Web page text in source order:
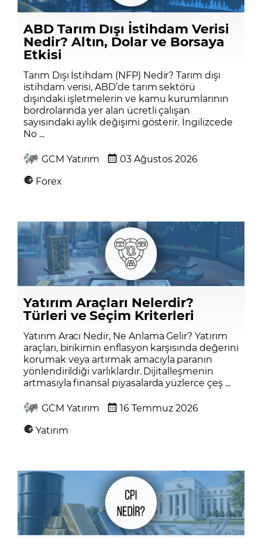
ABD Tarım Dışı İstihdam Verisi
Nedir? Altın, Dolar ve Borsaya
Etkisi
Tarım Dışı İstihdam (NFP) Nedir? Tarım dışı
istihdam verisi, ABD’de tarım sektörü
dışındaki işletmelerin ve kamu kurumlarının
bordrolarında yer alan ücretli çalışan
sayısındaki aylık değişimi gösterir. İngilizcede
No ...
GCM Yatırım
03 Ağustos 2026
Forex
Yatırım Araçları Nelerdir?
Türleri ve Seçim Kriterleri
Yatırım Aracı Nedir, Ne Anlama Gelir? Yatırım
araçları, birikimin enflasyon karşısında değerini
korumak veya artırmak amacıyla paranın
yönlendirildiği varlıklardır. Dijitalleşmenin
artmasıyla finansal piyasalarda yüzlerce çeş ...
GCM Yatırım
16 Temmuz 2026
Yatırım